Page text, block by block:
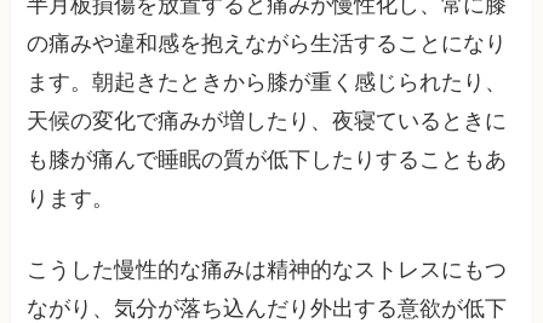
半月板損傷を放置すると痛みが慢性化し、常に膝
の痛みや違和感を抱えながら生活することになり
ます。朝起きたときから膝が重く感じられたり、
天候の変化で痛みが増したり、夜寝ているときに
も膝が痛んで睡眠の質が低下したりすることもあ
ります。
こうした慢性的な痛みは精神的なストレスにもつ
ながり、気分が落ち込んだり外出する意欲が低下